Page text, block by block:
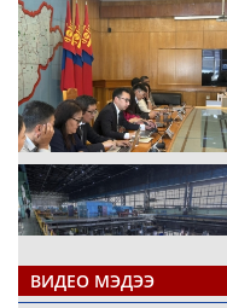
ВИДЕО МЭДЭЭ